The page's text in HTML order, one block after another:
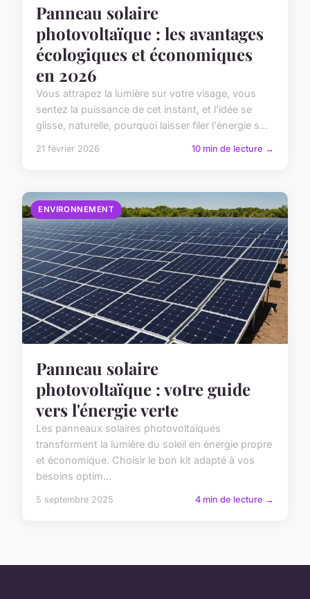
Panneau solaire
photovoltaïque : les avantages
écologiques et économiques
en 2026
Vous attrapez la lumière sur votre visage, vous
sentez la puissance de cet instant, et l'idée se
glisse, naturelle, pourquoi laisser filer l'énergie s...
21 février 2026 10 min de lecture →
ENVIRONNEMENT
Panneau solaire
photovoltaïque : votre guide
vers l'énergie verte
Les panneaux solaires photovoltaïques
transforment la lumière du soleil en énergie propre
et économique. Choisir le bon kit adapté à vos
besoins optim...
5 septembre 2025 4 min de lecture →